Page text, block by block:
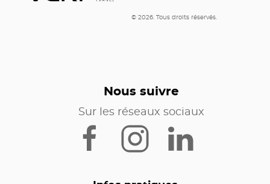
© 2026. Tous droits réservés.
Nous suivre
Sur les réseaux sociaux